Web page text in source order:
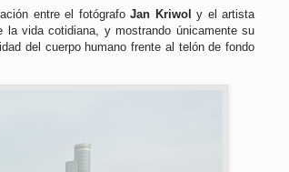
entre el fotógrafoJan Kriwol y el artista
vida cotidiana, y mostrando únicamente su
del cuerpo humano frente al telón de fondo